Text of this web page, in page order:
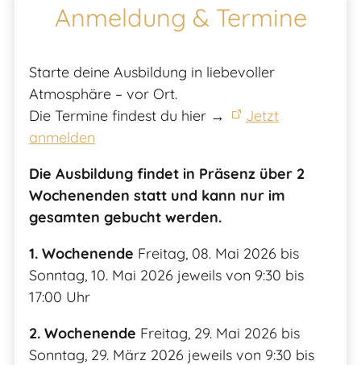
Anmeldung & Termine
Starte deine Ausbildung in liebevoller
Atmosphäre – vor Ort.
Die Termine findest du hier →
Jetzt
anmelden
Die Ausbildung findet in Präsenz über 2
Wochenenden statt und kann nur im
gesamten gebucht werden.
1. Wochenende Freitag, 08. Mai 2026 bis
Sonntag, 10. Mai 2026 jeweils von 9:30 bis
17:00 Uhr
2. Wochenende Freitag, 29. Mai 2026 bis
Sonntag, 29. März 2026 jeweils von 9:30 bis